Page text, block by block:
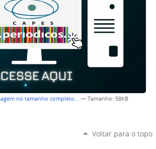
no tamanho completo… — Tamanho: 58KB
Voltar para o topo